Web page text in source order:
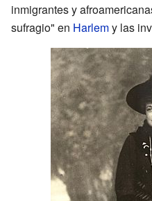
inmigrantes y
sufragio" en Harlemy las